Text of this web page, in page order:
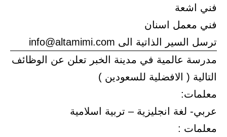
فني اشعة
فني معمل اسنان
ترسل السير الذاتية الى info@altamimi.com
مدرسة عالمية في مدينة الخبر تعلن عن الوظائف
التالية ( الافضلية للسعودين )
معلمات:
عربي- لغة انجليزية – تربية اسلامية
معلمات :